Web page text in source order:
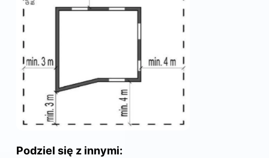
Podziel się z innymi: